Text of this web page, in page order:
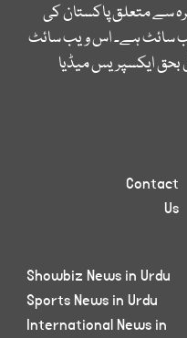
سے متعلق پاکستان کی
سائٹ ہے۔ اس ویب سائٹ
بحق ایکسپریس میڈیا
Contact
Us
Showbiz News in Urdu
Sports News in Urdu
International News in